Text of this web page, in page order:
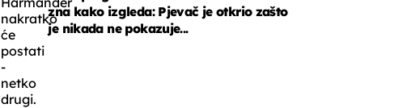
nakratko
će
postati
-
netko
drugi.
zna kako izgleda: Pjevač je otkrio zašto
je nikada ne pokazuje...